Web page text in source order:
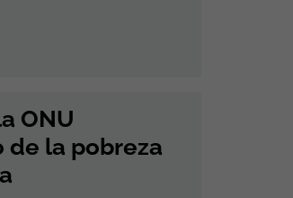
ONU
de la pobreza